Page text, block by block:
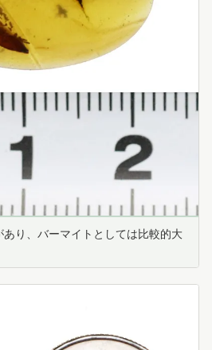
り、バーマイトとしては比較的大